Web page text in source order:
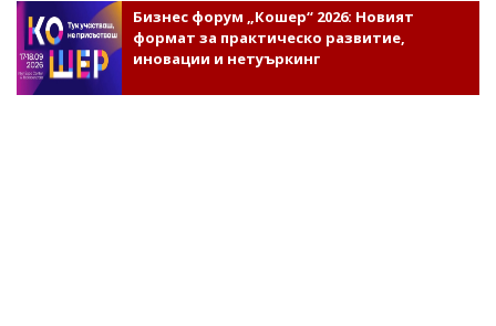
Бизнес форум „Кошер“ 2026: Новият
формат за практическо развитие,
иновации и нетуъркинг